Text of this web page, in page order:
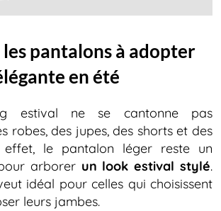
pantalons à adopter
en été
estival ne se cantonne pas
robes, des jupes, des shorts et des
effet, le pantalon léger reste un
arborer un look estival stylé.
idéal pour celles qui choisissent
leurs jambes.